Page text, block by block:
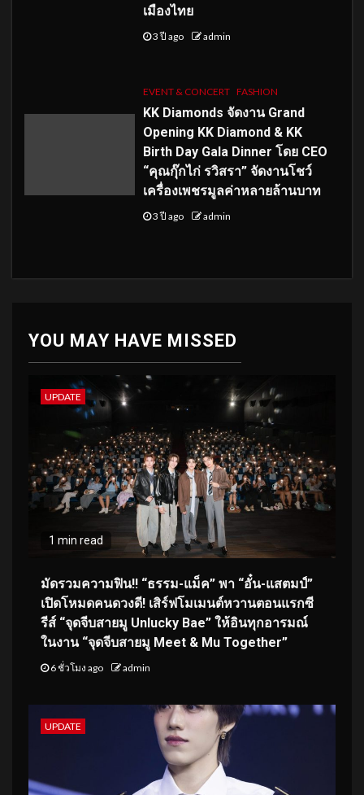
เมืองไทย
3 ปี ago admin
EVENT & CONCERT FASHION
KK Diamonds จัดงาน Grand
Opening KK Diamond & KK
Birth Day Gala Dinner โดย CEO
“คุณกุ๊กไก่ รวิสรา” จัดงานโชว์
เครื่องเพชรมูลค่าหลายล้านบาท
3 ปี ago admin
YOU MAY HAVE MISSED
UPDATE
1 min read
มัดรวมความฟิน!! “ธรรม-แม็ค” พา “อั๋น-แสตมป์”
เปิดโหมดคนดวงดี! เสิร์ฟโมเมนต์หวานตอนแรกซี
รีส์ “จุดจีบสายมู Unlucky Bae” ให้อินทุกอารมณ์
ในงาน “จุดจีบสายมู Meet & Mu Together”
6 ชั่วโมง ago admin
UPDATE